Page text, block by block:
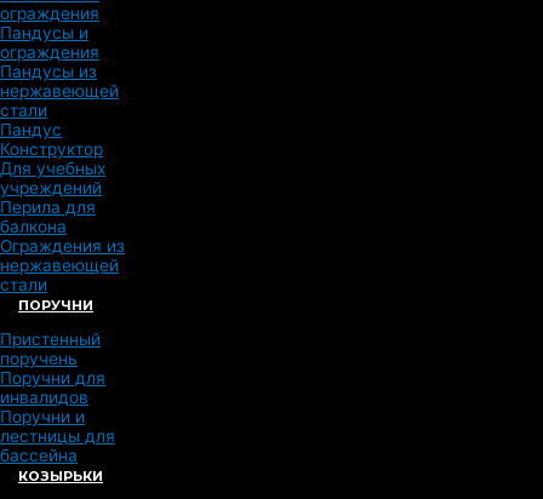
ограждения
Пандусы и
ограждения
Пандусы из
нержавеющей
стали
Пандус
Конструктор
Для учебных
учреждений
Перила для
балкона
Ограждения из
нержавеющей
стали
ПОРУЧНИ
Пристенный
поручень
Поручни для
инвалидов
Поручни и
лестницы для
бассейна
КОЗЫРЬКИ